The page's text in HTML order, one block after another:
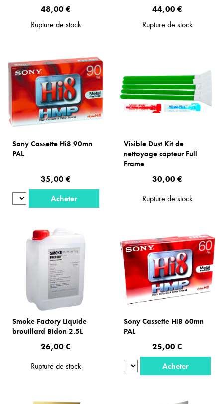
48,00 €
Rupture de stock
44,00 €
Rupture de stock
Sony Cassette Hi8 90mn
PAL
35,00 €
Acheter
Visible Dust Kit de
nettoyage capteur Full
Frame
30,00 €
Rupture de stock
Smoke Factory Liquide
brouillard Bidon 2.5L
26,00 €
Rupture de stock
Sony Cassette Hi8 60mn
PAL
25,00 €
Acheter